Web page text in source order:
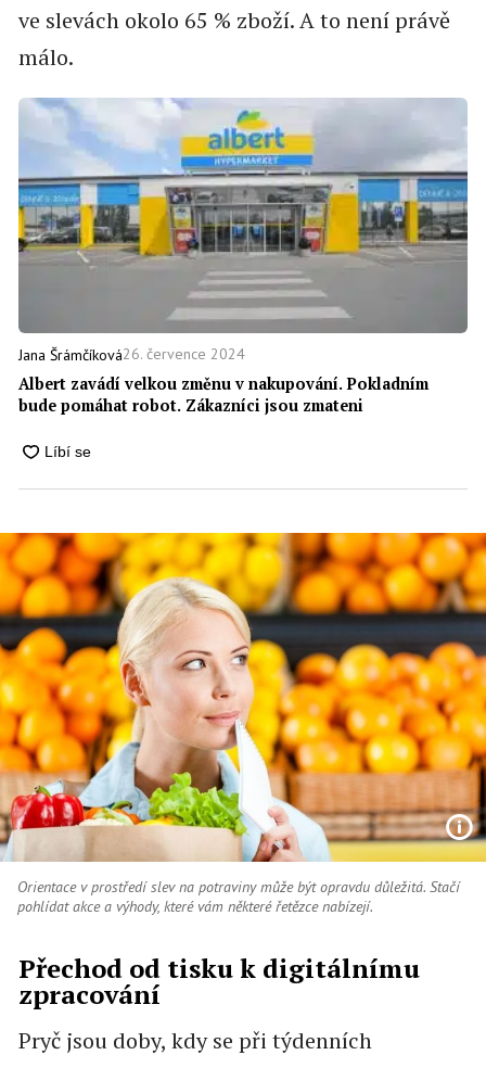
ve slevách okolo 65 % zboží. A to není právě
málo.
Jana Šrámčíková26. července 2024
Albert zavádí velkou změnu v nakupování. Pokladním
bude pomáhat robot. Zákazníci jsou zmateni
Orientace v prostředí slev na potraviny může být opravdu důležitá. Stačí
pohlídat akce a výhody, které vám některé řetězce nabízejí.
Přechod od tisku k digitálnímu
zpracování
Pryč jsou doby, kdy se při týdenních